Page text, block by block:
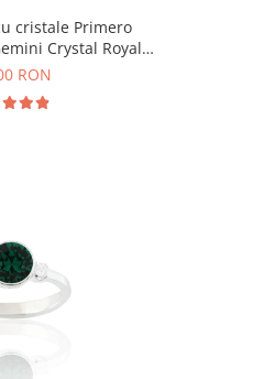
cristale Primero
Crystal Royal
RON